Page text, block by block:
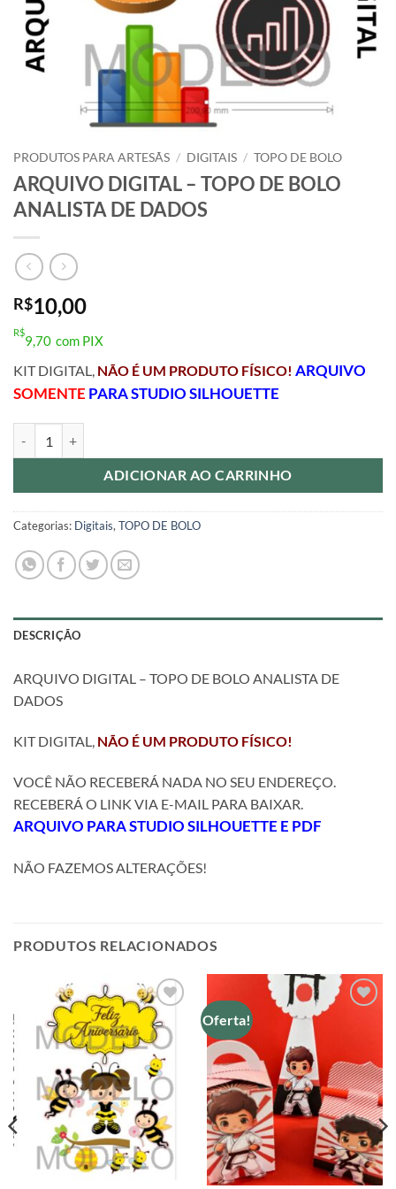
PRODUTOS PARA ARTESÃS / DIGITAIS / TOPO DE BOLO
ARQUIVO DIGITAL – TOPO DE BOLO
ANALISTA DE DADOS
R$10,00
R$
9,70 com PIX
KIT DIGITAL, NÃO É UM PRODUTO FÍSICO! ARQUIVO
SOMENTE PARA STUDIO SILHOUETTE
ADICIONAR AO CARRINHO
Categorias: Digitais,TOPO DE BOLO
DESCRIÇÃO
ARQUIVO DIGITAL – TOPO DE BOLO ANALISTA DE
DADOS
KIT DIGITAL, NÃO É UM PRODUTO FÍSICO!
VOCÊ NÃO RECEBERÁ NADA NO SEU ENDEREÇO.
RECEBERÁ O LINK VIA E-MAIL PARA BAIXAR.
ARQUIVO PARA STUDIO SILHOUETTE E PDF
NÃO FAZEMOS ALTERAÇÕES!
PRODUTOS RELACIONADOS
Adicionar
a lista de
desejos
Oferta!